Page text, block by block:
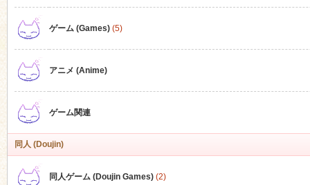
ゲーム (Games)(5)
アニメ (Anime)
ゲーム関連
同人 (Doujin)
同人ゲーム (Doujin Games)(2)